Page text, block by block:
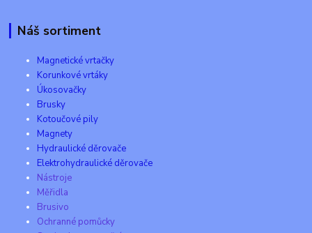
Náš sortiment
Magnetické vrtačky
Korunkové vrtáky
Úkosovačky
Brusky
Kotoučové pily
Magnety
Hydraulické děrovače
Elektrohydraulické děrovače
Nástroje
Měřidla
Brusivo
Ochranné pomůcky